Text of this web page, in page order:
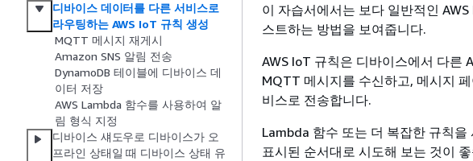
디바이스 데이터를 다른 서비스로
라우팅하는 AWS IoT 규칙 생성
MQTT 메시지 재게시
Amazon SNS 알림 전송
DynamoDB 테이블에 디바이스 데
이터 저장
AWS Lambda 함수를 사용하여 알
림 형식 지정
디바이스 섀도우로 디바이스가 오
프라인 상태일 때 디바이스 상태 유
이 자습서에서는 보다 일반적인
스트하는 방법을 보여줍니다.
AWS IoT 규칙은 디바이스에서 다른
MQTT 메시지를 수신하고, 메시지
비스로 전송합니다.
Lambda 함수 또는 더 복잡한 규칙
표시된 순서대로 시도해 보는 것이